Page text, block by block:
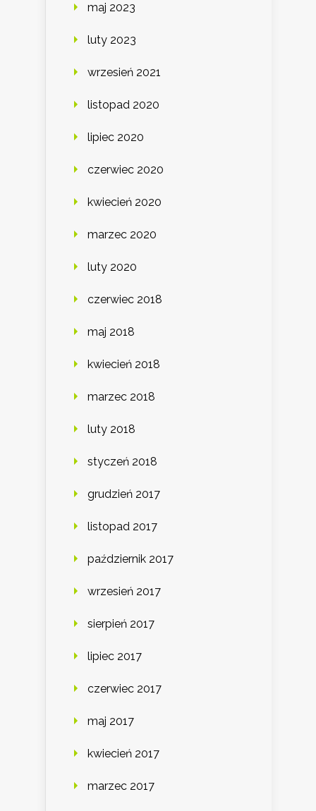
maj 2023
luty 2023
wrzesień 2021
listopad 2020
lipiec 2020
czerwiec 2020
kwiecień 2020
marzec 2020
luty 2020
czerwiec 2018
maj 2018
kwiecień 2018
marzec 2018
luty 2018
styczeń 2018
grudzień 2017
listopad 2017
październik 2017
wrzesień 2017
sierpień 2017
lipiec 2017
czerwiec 2017
maj 2017
kwiecień 2017
marzec 2017